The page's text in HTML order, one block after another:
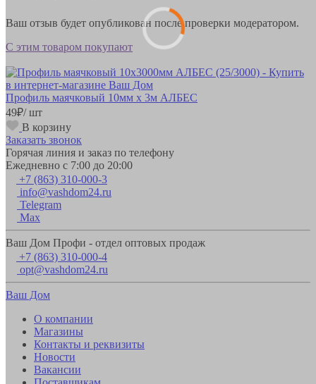
Ваш отзыв будет опубликован после проверки модератором.
С этим товаром покупают
Профиль маячковый 10мм х 3м АЛБЕС
49₽/ шт
В корзину
Заказать звонок
Горячая линия и заказ по телефону
Ежедневно с 7:00 до 20:00
+7 (863) 310-000-3
info@vashdom24.ru
Telegram
Max
Ваш Дом Профи - отдел оптовых продаж
+7 (863) 310-000-4
opt@vashdom24.ru
Ваш Дом
О компании
Магазины
Контакты и реквизиты
Новости
Вакансии